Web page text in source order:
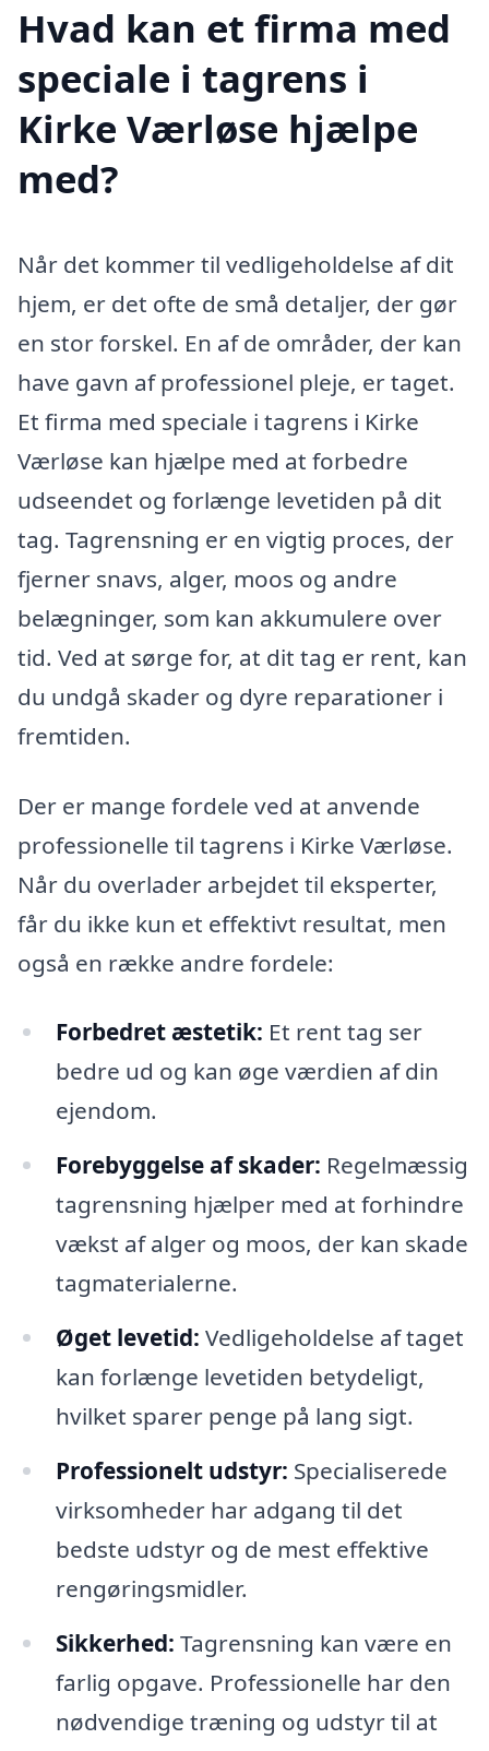
Hvad kan et firma med
speciale i tagrens i
Kirke Værløse hjælpe
med?
Når det kommer til vedligeholdelse af dit
hjem, er det ofte de små detaljer, der gør
en stor forskel. En af de områder, der kan
have gavn af professionel pleje, er taget.
Et firma med speciale i tagrens i Kirke
Værløse kan hjælpe med at forbedre
udseendet og forlænge levetiden på dit
tag. Tagrensning er en vigtig proces, der
fjerner snavs, alger, moos og andre
belægninger, som kan akkumulere over
tid. Ved at sørge for, at dit tag er rent, kan
du undgå skader og dyre reparationer i
fremtiden.
Der er mange fordele ved at anvende
professionelle til tagrens i Kirke Værløse.
Når du overlader arbejdet til eksperter,
får du ikke kun et effektivt resultat, men
også en række andre fordele:
Forbedret æstetik: Et rent tag ser
bedre ud og kan øge værdien af din
ejendom.
Forebyggelse af skader: Regelmæssig
tagrensning hjælper med at forhindre
vækst af alger og moos, der kan skade
tagmaterialerne.
Øget levetid: Vedligeholdelse af taget
kan forlænge levetiden betydeligt,
hvilket sparer penge på lang sigt.
Professionelt udstyr: Specialiserede
virksomheder har adgang til det
bedste udstyr og de mest effektive
rengøringsmidler.
Sikkerhed: Tagrensning kan være en
farlig opgave. Professionelle har den
nødvendige træning og udstyr til at